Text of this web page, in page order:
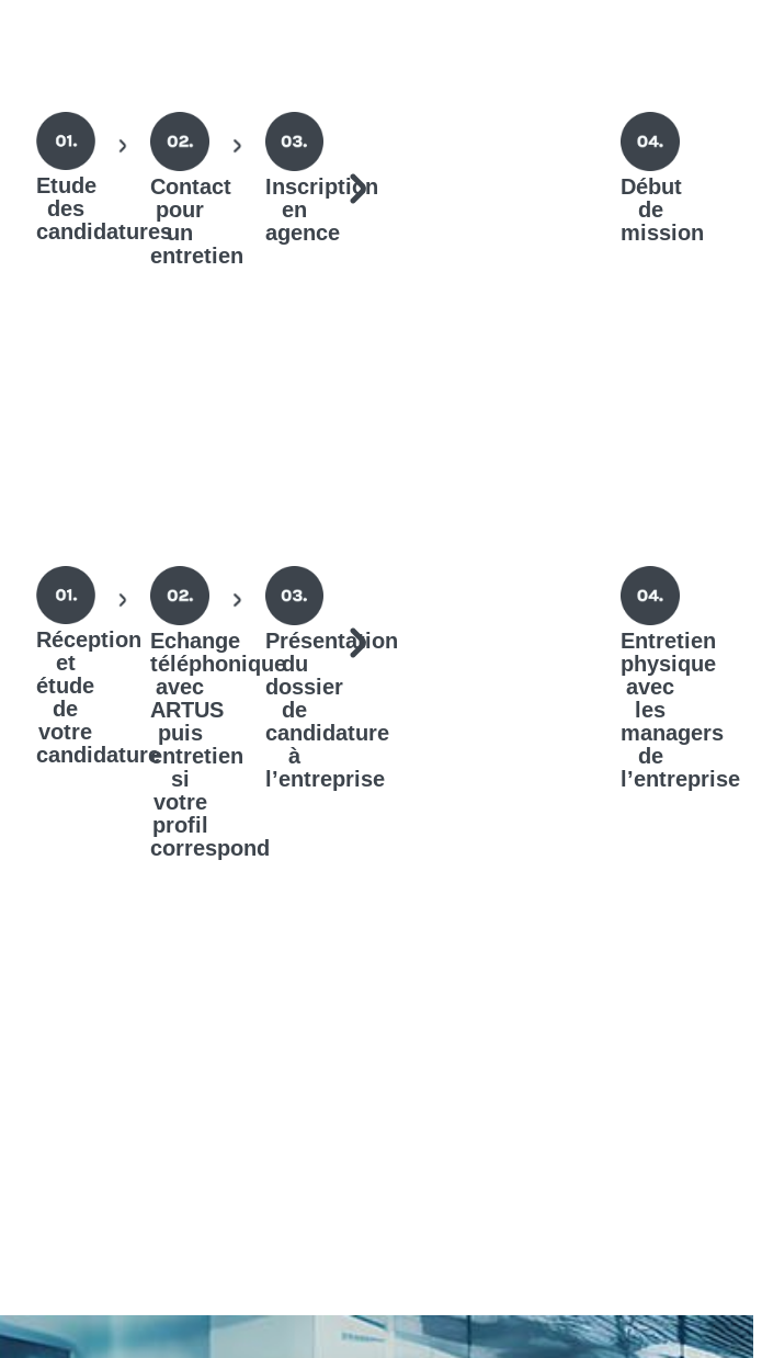
Etude
des
candidatures
Contact
pour
un
entretien
Inscription
en
agence
Début
de
mission
Réception
et
étude
de
votre
candidature
Echange
téléphonique
avec
ARTUS
puis
entretien
si
votre
profil
correspond
Présentation
du
dossier
de
candidature
à
l’entreprise
Entretien
physique
avec
les
managers
de
l’entreprise